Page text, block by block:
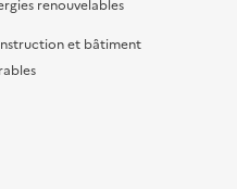
renouvelables
et bâtiment